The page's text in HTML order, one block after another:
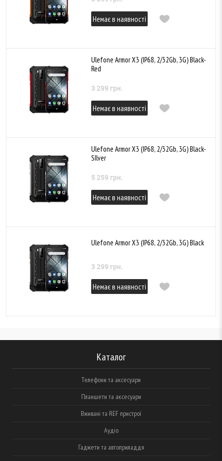
Немає в наявності
Ulefone Armor X3 (IP68, 2/32Gb, 3G) Black-
Red
3 299 грн.
Немає в наявності
Ulefone Armor X3 (IP68, 2/32Gb, 3G) Black-
SIlver
5 259 грн.
Немає в наявності
Ulefone Armor X3 (IP68, 2/32Gb, 3G) Black
3 299 грн.
Немає в наявності
Каталог
Телефони та аксесуари
Планшети та аксесуари
Вживані та REF пристрої
Аудіо
Гаджети та автоприладдя